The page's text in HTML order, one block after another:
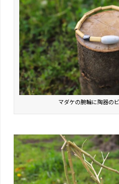
マダケの腕輪に陶器の